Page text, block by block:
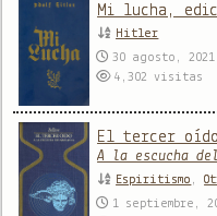
Mi lucha,
Hitler
30 agosto, 2021
4,302visitas
El tercer oído
A la escucha
Espiritismo ,
1 septiembre,